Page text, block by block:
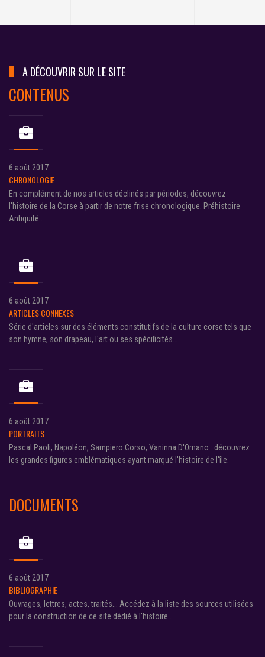
A DÉCOUVRIR SUR LE SITE
CONTENUS
6 août 2017
CHRONOLOGIE
En complément de nos articles déclinés par périodes, découvrez
l'histoire de la Corse à partir de notre frise chronologique. Préhistoire
Antiquité…
6 août 2017
ARTICLES CONNEXES
Série d'articles sur des éléments constitutifs de la culture corse tels que
son hymne, son drapeau, l'art ou ses spécificités…
6 août 2017
PORTRAITS
Pascal Paoli, Napoléon, Sampiero Corso, Vaninna D'Ornano : découvrez
les grandes figures emblématiques ayant marqué l'histoire de l'île.
DOCUMENTS
6 août 2017
BIBLIOGRAPHIE
Ouvrages, lettres, actes, traités... Accédez à la liste des sources utilisées
pour la construction de ce site dédié à l'histoire…